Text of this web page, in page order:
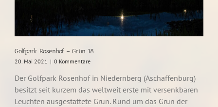
Golfpark Rosenhof – Grün 18
20. Mai 2021 | 0 Kommentare
Der Golfpark Rosenhof in Niedernberg (Aschaffenburg)
besitzt seit kurzem das weltweit erste mit versenkbaren
Leuchten ausgestattete Grün. Rund um das Grün der